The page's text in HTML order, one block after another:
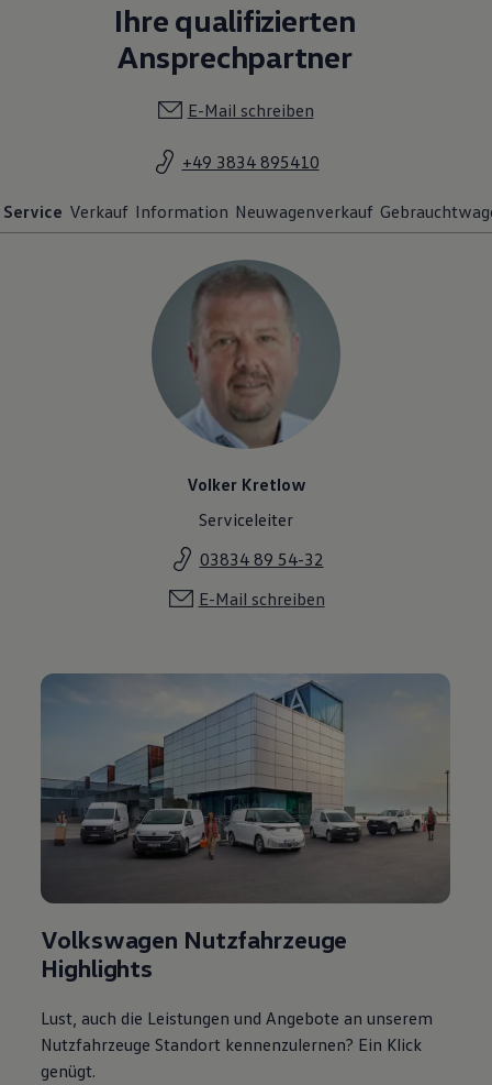
Ihre qualifizierten
Ansprechpartner
E-Mail schreiben
+49 3834 895410
Service Verkauf Information Neuwagenverkauf
Volker Kretlow
Serviceleiter
03834 89 54-32
E-Mail schreiben
Volkswagen Nutzfahrzeuge
Highlights
Lust, auch die Leistungen und Angebote an unserem
Nutzfahrzeuge Standort kennenzulernen? Ein Klick
genügt.